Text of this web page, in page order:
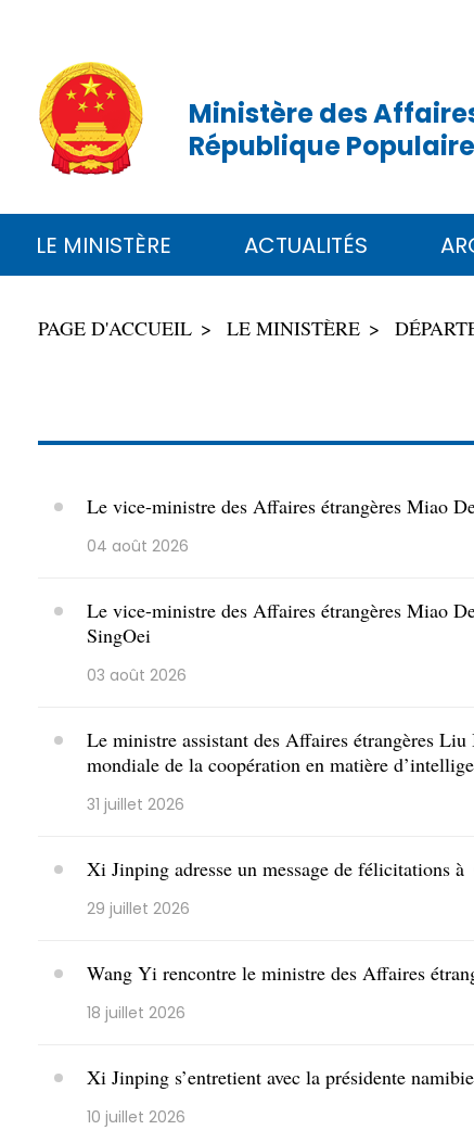
Ministère des
République
LE MINISTÈRE ACTUALITÉS
PAGE D'ACCUEIL LE MINISTÈRE
Le vice-ministre des Affaires étrangères Miao
04 août 2026
Le vice-ministre des Affaires étrangères Miao
SingOei
03 août 2026
Le ministre assistant des Affaires étrangères
mondiale de la coopération en matière
31 juillet 2026
Xi Jinping adresse un message de félicitations
29 juillet 2026
Wang Yi rencontre le ministre des Affaires
18 juillet 2026
Xi Jinping s’entretient avec la présidente
10 juillet 2026